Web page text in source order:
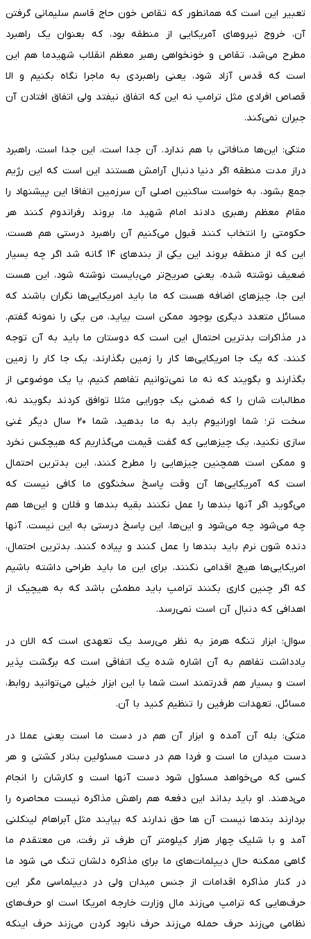
تعبیر این است که همانطور که تقاص خون حاج قاسم سلیمانی گرفتن
آن، خروج نیرو‌های آمریکایی از منطقه بود، که بعنوان یک راهبرد
مطرح می‌شد، تقاص و خونخواهی رهبر معظم انقلاب شهیدما هم این
است که قدس آزاد شود، یعنی راهبردی به ماجرا نگاه بکنیم و الا
قصاص افرادی مثل ترامپ نه این که اتفاق نیفتد ولی اتفاق افتادن آن
جبران نمی‌کند.
متکی: این‌ها منافاتی با هم ندارد. آن جدا است، این جدا است، راهبرد
دراز مدت منطقه اگر دنیا دنبال آرامش هستند این است که این رژیم
جمع بشود، به خواست ساکنین اصلی آن سرزمین اتفاقا این پیشنهاد را
مقام معظم رهبری دادند امام شهید ما، بروند رفراندوم کنند هر
حکومتی را انتخاب کنند قبول می‌کنیم آن راهبرد درستی هم هست،
این که از منطقه بروند این یکی از بند‌های ۱۴ گانه شد اگر چه بسیار
ضعیف نوشته شده، یعنی صریح‌تر می‌بایست نوشته شود، این هست
این جا، چیز‌های اضافه هست که ما باید امریکایی‌ها نگران باشند که
مسائل متعدد دیگری بوجود ممکن است بیاید، من یکی را نمونه گفتم.
در مذاکرات بدترین احتمال این است که دوستان ما باید به آن توجه
کنند، که یک جا امریکایی‌ها کار را زمین بگذارند، یک جا کار را زمین
بگذارند و بگویند که نه ما نمی‌توانیم تفاهم کنیم، یا یک موضوعی از
مطالبات شان را که ضمنی یک جورایی مثلا توافق کردند بگویند نه،
سخت تر؛ شما اورانیوم باید به ما بدهید، شما ۲۰ سال دیگر غنی
سازی نکنید، یک چیز‌هایی که گفت قیمت می‌گذاریم که هیچکس نخرد
و ممکن است همچنین چیز‌هایی را مطرح کنند، این بدترین احتمال
است که آمریکایی‌ها آن وقت پاسخ سخنگوی ما کافی نیست که
می‌گوید اگر آنها بند‌ها را عمل نکنند بقیه بند‌ها و فلان و این‌ها هم
چه می‌شود چه می‌شود و این‌ها، این پاسخ درستی به این نیست، آنها
دنده شون نرم باید بند‌ها را عمل کنند و پیاده کنند. بدترین احتمال،
امریکایی‌ها هیچ اقدامی نکنند، برای این ما باید طراحی داشته باشیم
که اگر چنین کاری بکنند ترامپ باید مطمئن باشد که به هیچیک از
اهدافی که دنبال آن است نمی‌رسد.
سوال: ابزار تنگه هرمز به نظر می‌رسد یک تعهدی است که الان در
یادداشت تفاهم به آن اشاره شده یک اتفاقی است که برگشت پذیر
است و بسیار هم قدرتمند است شما با این ابزار خیلی می‌توانید روابط،
مسائل، تعهدات طرفین را تنظیم کنید با آن.
متکی: بله آن آمده و ابزار آن هم در دست ما است یعنی عملا در
دست میدان ما است و فردا هم در دست مسئولین بنادر کشتی و هر
کسی که می‌خواهد مسئول شود دست آنها است و کارشان را انجام
می‌دهند. او باید بداند این دفعه هم راهش مذاکره نیست محاصره را
بردارند بند‌ها نیست آن ها حق ندارند که بیایند مثل آبراهام لینکلنی
آمد و با شلیک چهار هزار کیلومتر آن طرف تر رفت، من معتقدم ما
گاهی ممکنه حال دیپلمات‌های ما برای مذاکره دلشان تنگ می شود ما
در کنار مذاکره اقدامات از جنس میدان ولی در دیپلماسی مگر این
حرف‌هایی که ترامپ می‌زند مال وزارت خارجه امریکا است او حرف‌های
نظامی می‌زند حرف حمله می‌زند حرف نابود کردن می‌زند حرف اینکه